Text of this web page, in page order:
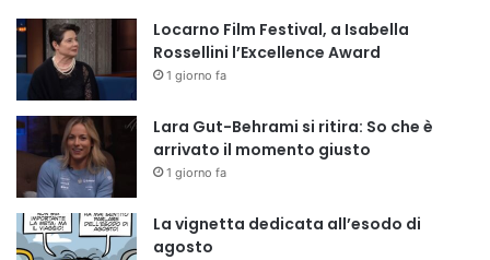
Locarno Film Festival, a Isabella
Rossellini l’Excellence Award
1 giorno fa
Lara Gut-Behrami si ritira: So che è
arrivato il momento giusto
1 giorno fa
La vignetta dedicata all’esodo di
agosto